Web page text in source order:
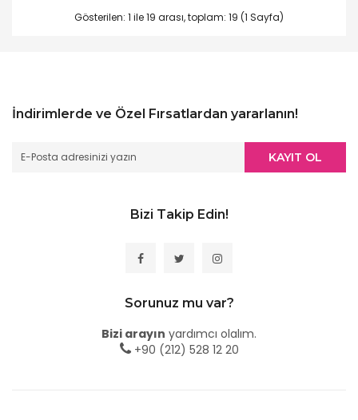
Gösterilen: 1 ile 19 arası, toplam: 19 (1 Sayfa)
İndirimlerde ve Özel Fırsatlardan yararlanın!
KAYIT OL
Bizi Takip Edin!
Sorunuz mu var?
Bizi arayın yardımcı olalım.
+90 (212) 528 12 20